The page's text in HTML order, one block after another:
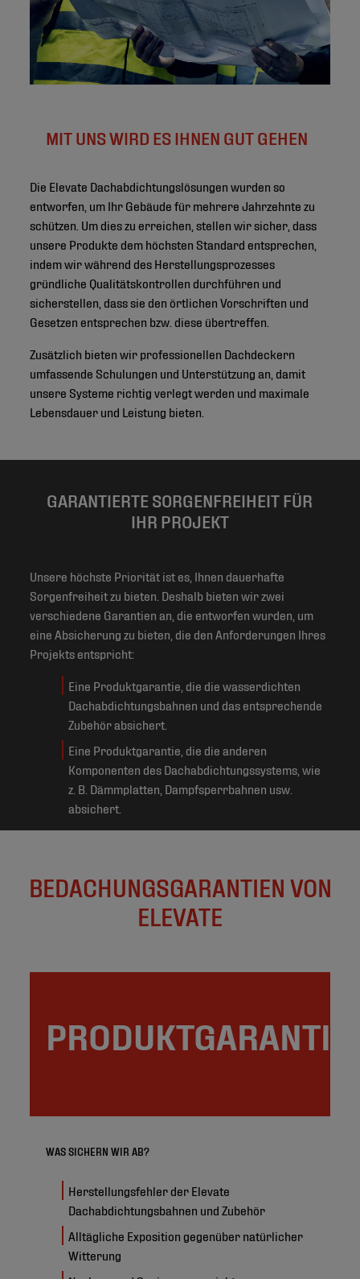
MIT UNS WIRD ES IHNEN GUT GEHEN
Die Elevate Dachabdichtungslösungen wurden so
entworfen, um Ihr Gebäude für mehrere Jahrzehnte zu
schützen. Um dies zu erreichen, stellen wir sicher, dass
unsere Produkte dem höchsten Standard entsprechen,
indem wir während des Herstellungsprozesses
gründliche Qualitätskontrollen durchführen und
sicherstellen, dass sie den örtlichen Vorschriften und
Gesetzen entsprechen bzw. diese übertreffen.
Zusätzlich bieten wir professionellen Dachdeckern
umfassende Schulungen und Unterstützung an, damit
unsere Systeme richtig verlegt werden und maximale
Lebensdauer und Leistung bieten.
GARANTIERTE SORGENFREIHEIT FÜR
IHR PROJEKT
Unsere höchste Priorität ist es, Ihnen dauerhafte
Sorgenfreiheit zu bieten. Deshalb bieten wir zwei
verschiedene Garantien an, die entworfen wurden, um
eine Absicherung zu bieten, die den Anforderungen Ihres
Projekts entspricht:
Eine Produktgarantie, die die wasserdichten
Dachabdichtungsbahnen und das entsprechende
Zubehör absichert.
Eine Produktgarantie, die die anderen
Komponenten des Dachabdichtungssystems, wie
z. B. Dämmplatten, Dampfsperrbahnen usw.
absichert.
BEDACHUNGSGARANTIEN VON
ELEVATE
PRODUKTGARANTIE
WAS SICHERN WIR AB?
Herstellungsfehler der Elevate
Dachabdichtungsbahnen und Zubehör
Alltägliche Exposition gegenüber natürlicher
Witterung